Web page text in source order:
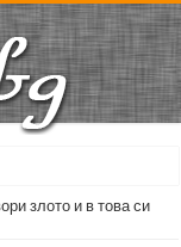
е и сила, и
злото и в това си